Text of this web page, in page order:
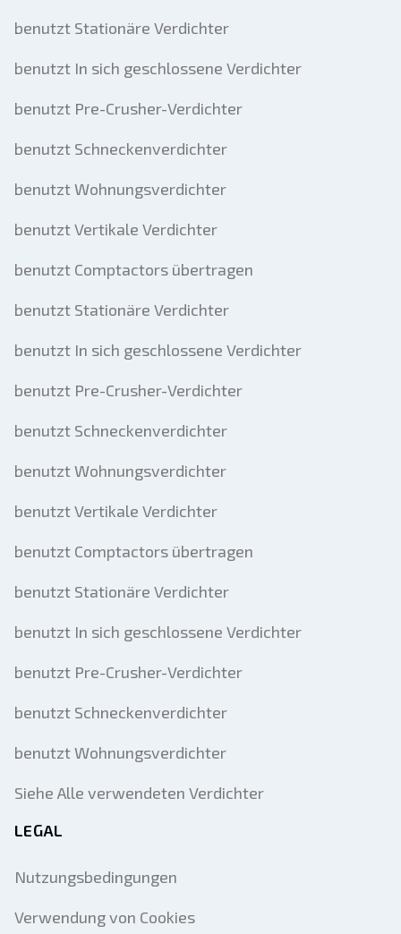
benutzt Stationäre Verdichter
benutzt In sich geschlossene Verdichter
benutzt Pre-Crusher-Verdichter
benutzt Schneckenverdichter
benutzt Wohnungsverdichter
benutzt Vertikale Verdichter
benutzt Comptactors übertragen
benutzt Stationäre Verdichter
benutzt In sich geschlossene Verdichter
benutzt Pre-Crusher-Verdichter
benutzt Schneckenverdichter
benutzt Wohnungsverdichter
benutzt Vertikale Verdichter
benutzt Comptactors übertragen
benutzt Stationäre Verdichter
benutzt In sich geschlossene Verdichter
benutzt Pre-Crusher-Verdichter
benutzt Schneckenverdichter
benutzt Wohnungsverdichter
Siehe Alle verwendeten Verdichter
LEGAL
Nutzungsbedingungen
Verwendung von Cookies